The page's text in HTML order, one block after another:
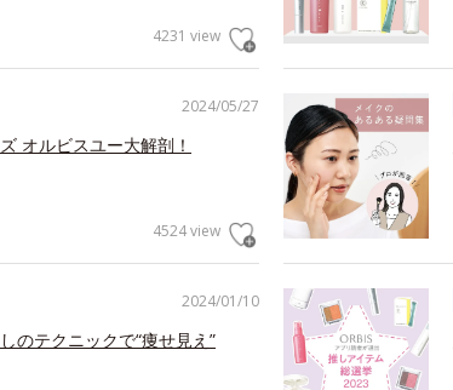
4231 view
2024/05/27
オルビスユー大解剖！
4524 view
2024/01/10
のテクニックで“痩せ見え”